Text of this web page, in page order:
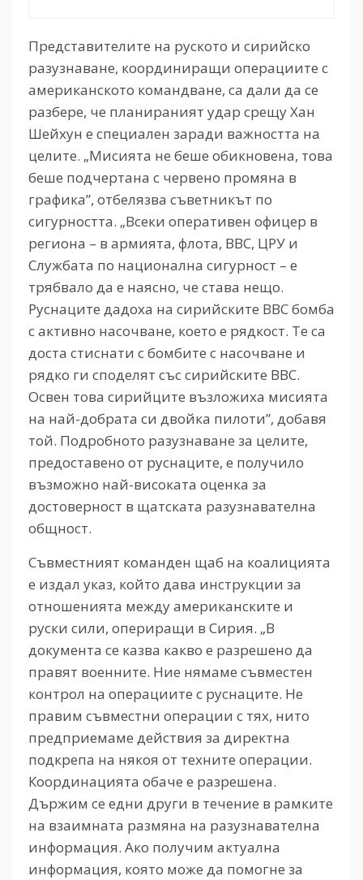
Представителите на руското и сирийско
разузнаване, координиращи операциите с
американското командване, са дали да се
разбере, че планираният удар срещу Хан
Шейхун е специален заради важността на
целите. „Мисията не беше обикновена, това
беше подчертана с червено промяна в
графика”, отбелязва съветникът по
сигурността. „Всеки оперативен офицер в
региона – в армията, флота, ВВС, ЦРУ и
Службата по национална сигурност – е
трябвало да е наясно, че става нещо.
Руснаците дадоха на сирийските ВВС бомба
с активно насочване, което е рядкост. Те са
доста стиснати с бомбите с насочване и
рядко ги споделят със сирийските ВВС.
Освен това сирийците възложиха мисията
на най-добрата си двойка пилоти”, добавя
той. Подробното разузнаване за целите,
предоставено от руснаците, е получило
възможно най-високата оценка за
достоверност в щатската разузнавателна
общност.
Съвместният команден щаб на коалицията
е издал указ, който дава инструкции за
отношенията между американските и
руски сили, опериращи в Сирия. „В
документа се казва какво е разрешено да
правят военните. Ние нямаме съвместен
контрол на операциите с руснаците. Не
правим съвместни операции с тях, нито
предприемаме действия за директна
подкрепа на някоя от техните операции.
Координацията обаче е разрешена.
Държим се едни други в течение в рамките
на взаимната размяна на разузнавателна
информация. Ако получим актуална
информация, която може да помогне за